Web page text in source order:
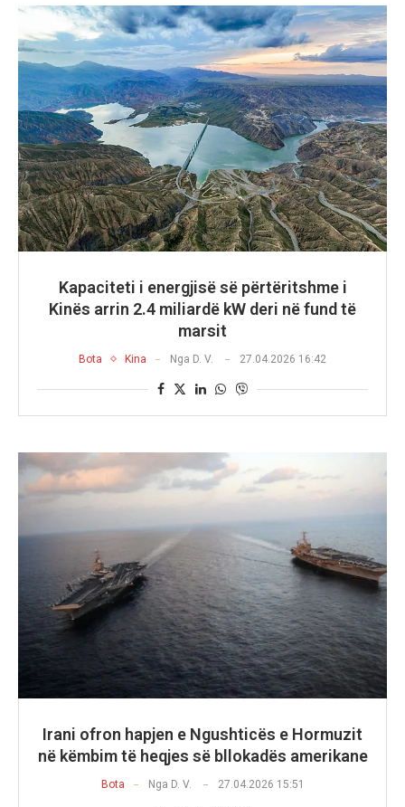
Kapaciteti i energjisë së përtëritshme i
Kinës arrin 2.4 miliardë kW deri në fund të
marsit
Bota Kina Nga D. V. 27.04.2026 16:42
Irani ofron hapjen e Ngushticës e Hormuzit
në këmbim të heqjes së bllokadës amerikane
Bota Nga D. V. 27.04.2026 15:51